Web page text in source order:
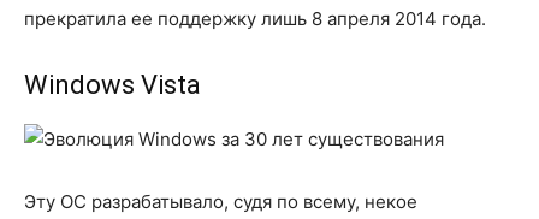
прекратила ее поддержку лишь 8 апреля 2014 года.
Windows Vista
Эту ОС разрабатывало, судя по всему, некое